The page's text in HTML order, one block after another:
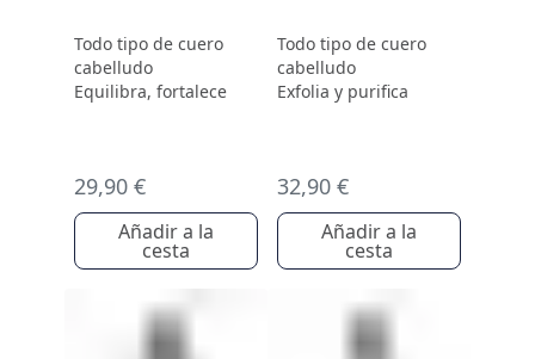
Todo tipo de cuero
cabelludo
Equilibra, fortalece
29,90 €
Añadir a la
cesta
Todo tipo de cuero
cabelludo
Exfolia y purifica
32,90 €
Añadir a la
cesta